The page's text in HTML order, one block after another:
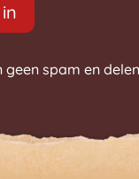
geen spam en